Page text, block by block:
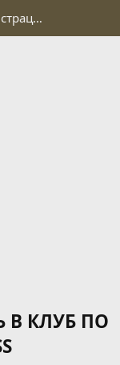
Регистрация
В КЛУБ ПО